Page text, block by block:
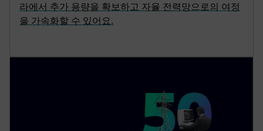
라에서 추가 용량을 확보하고 자율 전력망으로의 여정
을 가속화할 수 있어요.